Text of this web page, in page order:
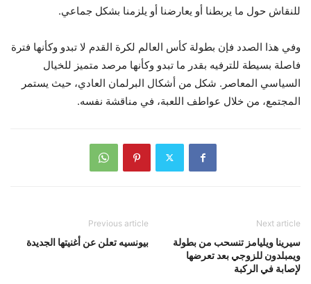
للنقاش حول ما يربطنا أو يعارضنا أو يلزمنا بشكل جماعي.
وفي هذا الصدد فإن بطولة كأس العالم لكرة القدم لا تبدو وكأنها فترة
فاصلة بسيطة للترفيه بقدر ما تبدو وكأنها مرصد متميز للخيال
السياسي المعاصر. شكل من أشكال البرلمان العادي، حيث يستمر
المجتمع، من خلال عواطف اللعبة، في مناقشة نفسه.
Previous article
بيونسيه تعلن عن أغنيتها الجديدة
Next article
سيرينا ويليامز تنسحب من بطولة
ويمبلدون للزوجي بعد تعرضها
لإصابة في الركبة